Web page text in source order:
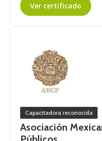
Ver certificado
Capacitadora reconocida
Asociación